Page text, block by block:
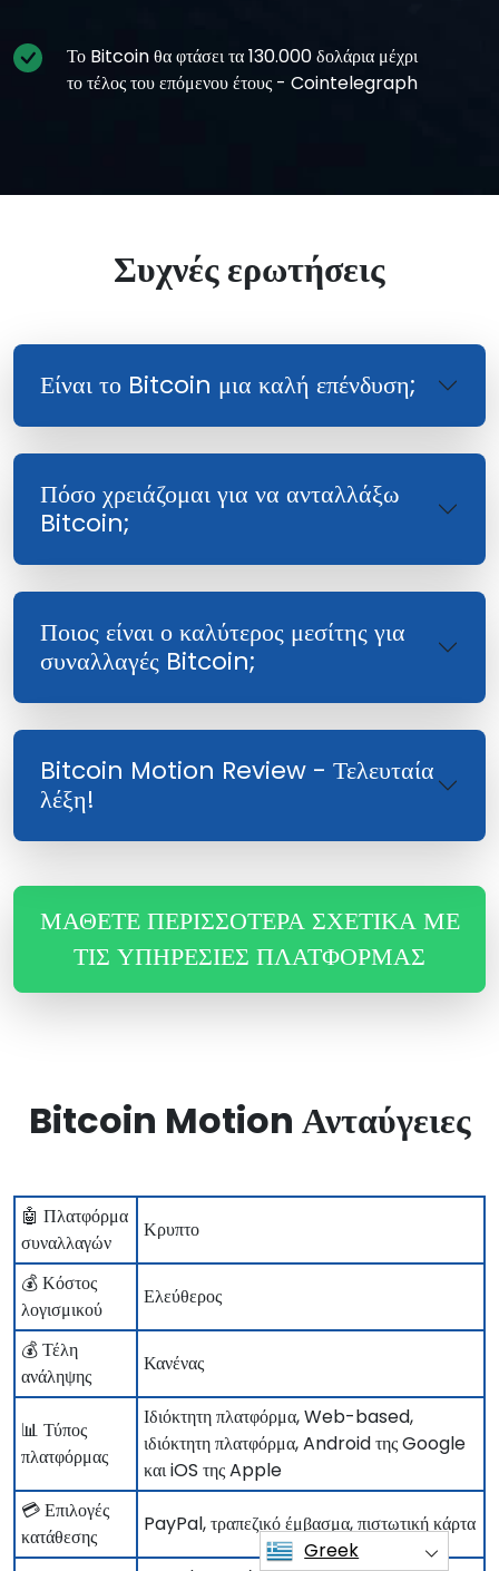
Το Bitcoin θα φτάσει τα 130.000 δολάρια μέχρι
το τέλος του επόμενου έτους - Cointelegraph
Συχνές ερωτήσεις
Είναι το Bitcoin μια καλή επένδυση;
Πόσο χρειάζομαι για να ανταλλάξω
Bitcoin;
Ποιος είναι ο καλύτερος μεσίτης για
συναλλαγές Bitcoin;
Bitcoin Motion Review - Τελευταία
λέξη!
ΜΆΘΕΤΕ ΠΕΡΙΣΣΌΤΕΡΑ ΣΧΕΤΙΚΆ ΜΕ
ΤΙΣ ΥΠΗΡΕΣΊΕΣ ΠΛΑΤΦΌΡΜΑΣ
Bitcoin Motion Ανταύγειες
🤖 Πλατφόρμα
συναλλαγών
Κρυπτο
💰 Κόστος
λογισμικού
Ελεύθερος
💰 Τέλη
ανάληψης
Κανένας
📊 Τύπος
πλατφόρμας
Ιδιόκτητη πλατφόρμα, Web-based,
ιδιόκτητη πλατφόρμα, Android της Google
και iOS της Apple
💳 Επιλογές
κατάθεσης
PayPal, τραπεζικό έμβασμα, πιστωτική κάρτα
Greek